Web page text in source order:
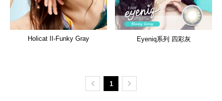
Holicat II-Funky Gray Eyeniq系列 四彩灰
1